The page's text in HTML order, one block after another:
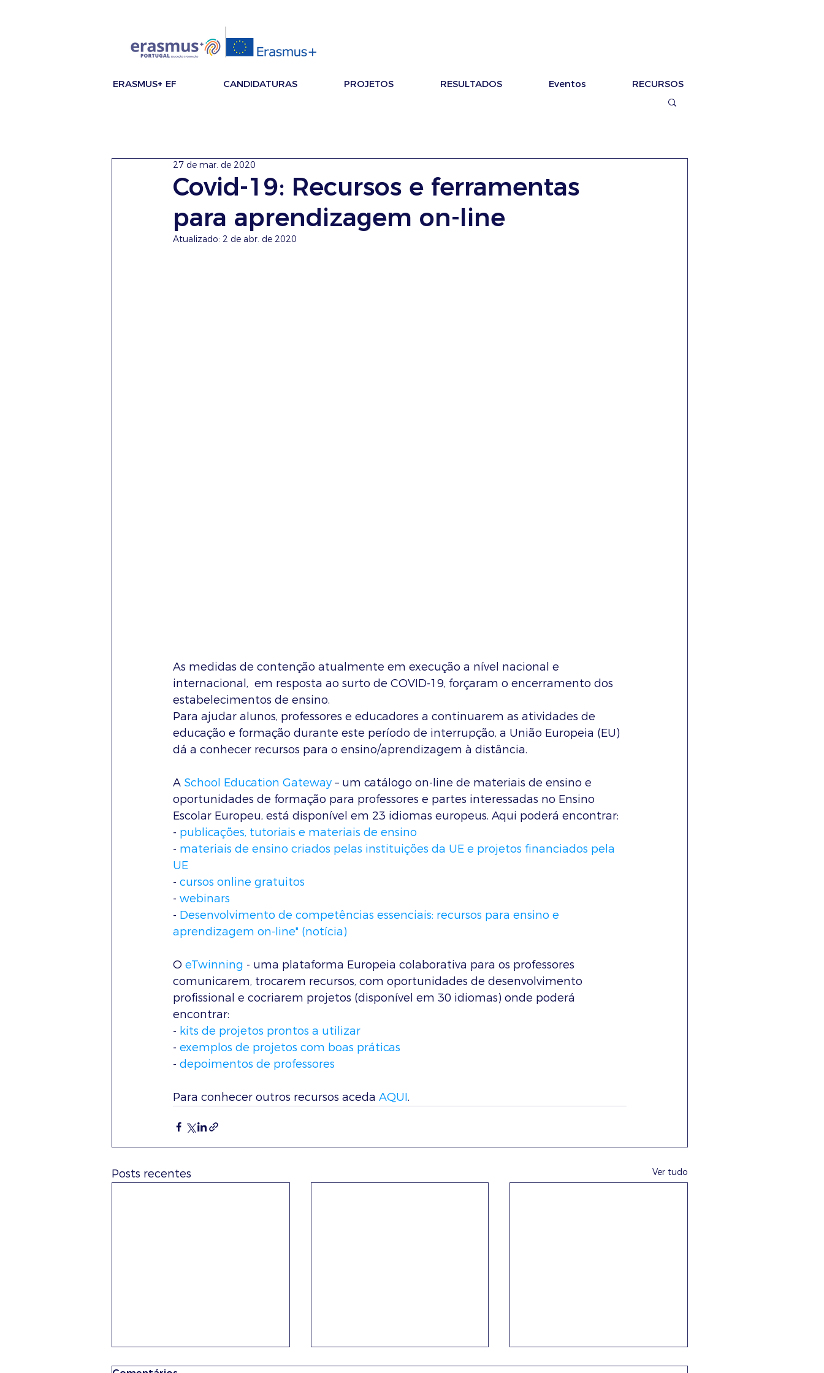
ERASMUS+ EF CANDIDATURAS PROJETOS RESULTADOS Eventos RECURSOS
Covid-19: Recursos e ferramentas
para aprendizagem on-line
27 de mar. de 2020
Atualizado: 2 de abr. de 2020
As medidas de contenção atualmente em execução a nível nacional e
internacional,  em resposta ao surto de COVID-19, forçaram o encerramento dos
estabelecimentos de ensino.
Para ajudar alunos, professores e educadores a continuarem as atividades de
educação e formação durante este período de interrupção, a União Europeia (EU)
dá a conhecer recursos para o ensino/aprendizagem à distância.
A School Education Gateway – um catálogo on-line de materiais de ensino e
oportunidades de formação para professores e partes interessadas no Ensino
Escolar Europeu, está disponível em 23 idiomas europeus. Aqui poderá encontrar:
- publicações, tutoriais e materiais de ensino
- materiais de ensino criados pelas instituições da UE e projetos financiados pela
UE
- cursos online gratuitos
- webinars
- Desenvolvimento de competências essenciais: recursos para ensino e
aprendizagem on-line" (notícia)
O eTwinning - uma plataforma Europeia colaborativa para os professores
comunicarem, trocarem recursos, com oportunidades de desenvolvimento
profissional e cocriarem projetos (disponível em 30 idiomas) onde poderá
encontrar:
- kits de projetos prontos a utilizar
- exemplos de projetos com boas práticas
- depoimentos de professores
Para conhecer outros recursos aceda AQUI.
Posts recentes Ver tudo